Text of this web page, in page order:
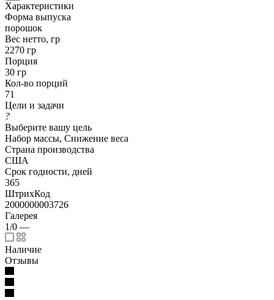
Характеристики
Форма выпуска
порошок
Вес нетто, гр
2270 гр
Порция
30 гр
Кол-во порций
71
Цели и задачи
?
Выберите вашу цель
Набор массы, Снижение веса
Страна производства
США
Срок годности, дней
365
ШтрихКод
2000000003726
Галерея
1/0 —
Наличие
Отзывы